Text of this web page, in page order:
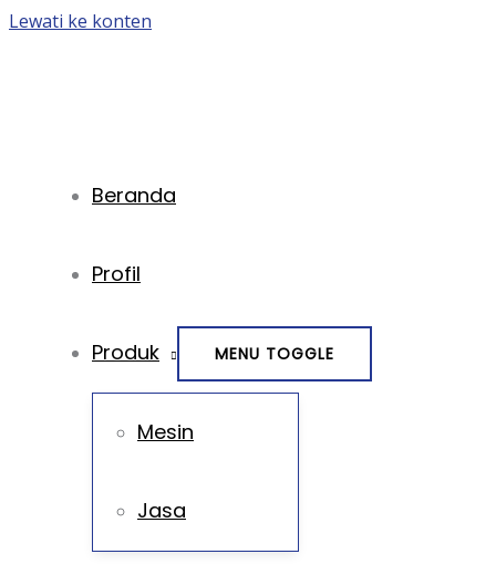
Lewati ke konten
Beranda
Profil
Produk MENU TOGGLE
Mesin
Jasa